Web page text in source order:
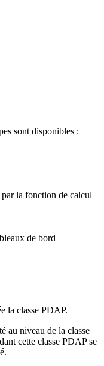
sont disponibles :
la fonction de calcul
de bord
la classe PDAP.
au niveau de la classe
cette classe PDAP se